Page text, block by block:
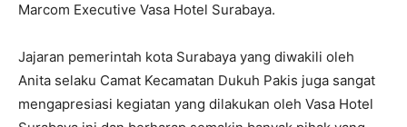
Marcom Executive Vasa Hotel Surabaya.
Jajaran pemerintah kota Surabaya yang diwakili oleh
Anita selaku Camat Kecamatan Dukuh Pakis juga sangat
mengapresiasi kegiatan yang dilakukan oleh Vasa Hotel